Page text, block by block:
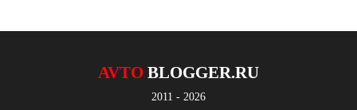
AVTO BLOGGER.RU
2011 - 2026